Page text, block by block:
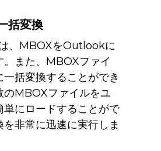
括変換
、MBOXをOutlookに
また、MBOXファイ
括変換することができ
のMBOXファイルをユ
にロードすることがで
非常に迅速に実行しま